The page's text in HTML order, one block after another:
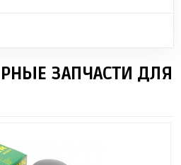
ЗАПЧАСТИ ДЛЯ